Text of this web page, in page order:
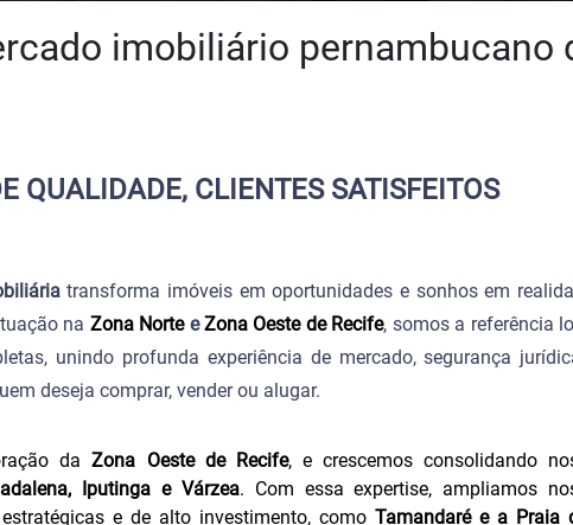
imobiliário pernambucano
QUALIDADE, CLIENTES SATISFEITOS
transforma imóveis em oportunidades e sonhos em
na Zona NorteeZona Oeste de Recife, somos a referência
unindo profunda experiência de mercado, segurança
deseja comprar, vender ou alugar.
daZona Oeste de Recife, e crescemos consolidando
Iputinga e Várzea. Com essa expertise, ampliamos
e de alto investimento, como Tamandaré e a Praia